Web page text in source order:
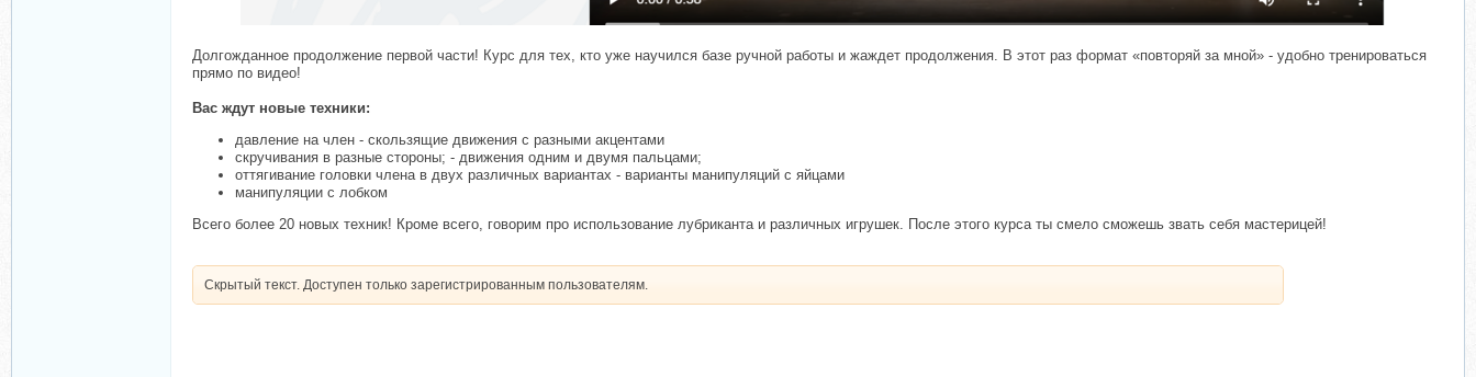
Долгожданное продолжение первой части! Курс для тех, кто уже научился базе ручной работы и жаждет продолжения. В этот раз формат «повторяй за мной» - удобно тренироваться
прямо по видео!
Вас ждут новые техники:
давление на член - скользящие движения с разными акцентами
скручивания в разные стороны; - движения одним и двумя пальцами;
оттягивание головки члена в двух различных вариантах - варианты манипуляций с яйцами
манипуляции с лобком
Всего более 20 новых техник! Кроме всего, говорим про использование лубриканта и различных игрушек. После этого курса ты смело сможешь звать себя мастерицей!
Скрытый текст. Доступен только зарегистрированным пользователям.